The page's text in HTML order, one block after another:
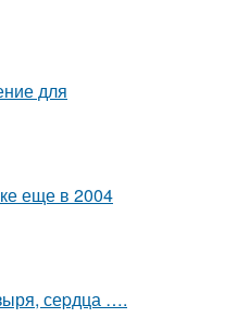
для
еще в 2004
сеpдца ….